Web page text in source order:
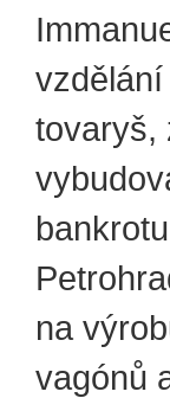
tovaryš,
na
vagónů